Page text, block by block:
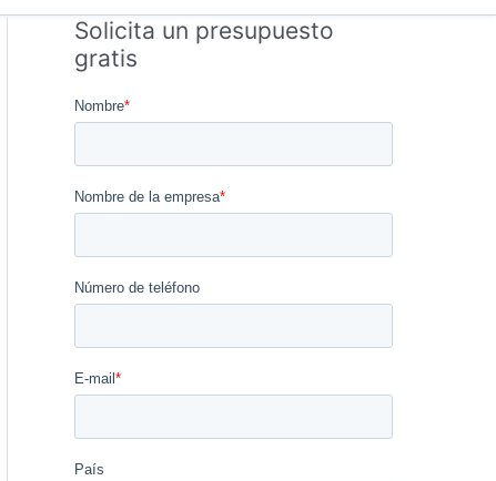
Solicita un presupuesto
gratis